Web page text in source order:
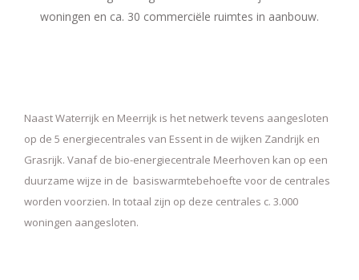
woningen en ca. 30 commerciële ruimtes in aanbouw.
Naast Waterrijk en Meerrijk is het netwerk tevens aangesloten
op de 5 energiecentrales van Essent in de wijken Zandrijk en
Grasrijk. Vanaf de bio-energiecentrale Meerhoven kan op een
duurzame wijze in de basiswarmtebehoefte voor de centrales
worden voorzien. In totaal zijn op deze centrales c. 3.000
woningen aangesloten.